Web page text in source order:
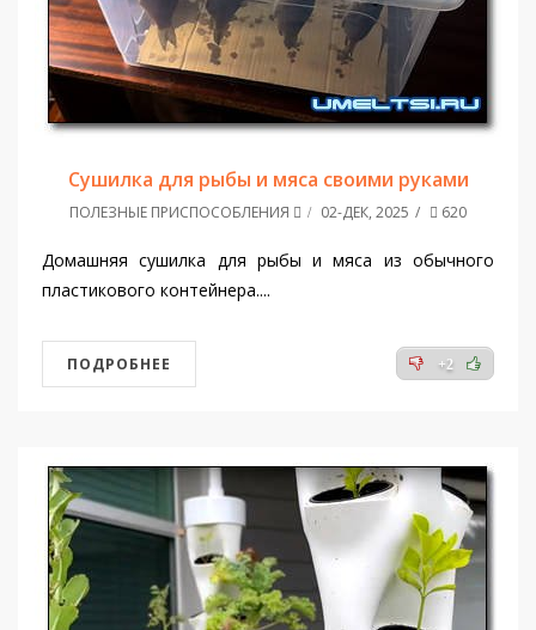
Сушилка для рыбы и мяса своими руками
ПОЛЕЗНЫЕ ПРИСПОСОБЛЕНИЯ 02-ДЕК, 2025 620
Домашняя сушилка для рыбы и мяса из обычного
пластикового контейнера....
+2
ПОДРОБНЕЕ